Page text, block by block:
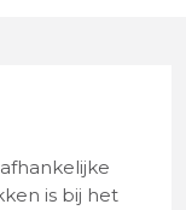
is bij het